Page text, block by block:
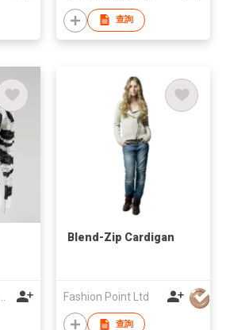
查詢
Blend-Zip Cardigan
Fashion Point Ltd
查詢